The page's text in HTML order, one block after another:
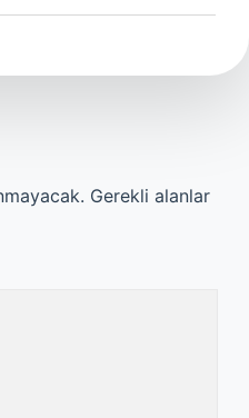
Gerekli alanlar